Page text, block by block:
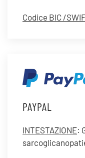
Codice BIC /
PAYPAL
INTESTAZIONE: